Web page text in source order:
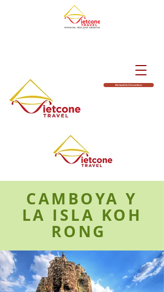
Richiedi Un Preventivo
CAMBOYA Y
LA ISLA KOH
RONG